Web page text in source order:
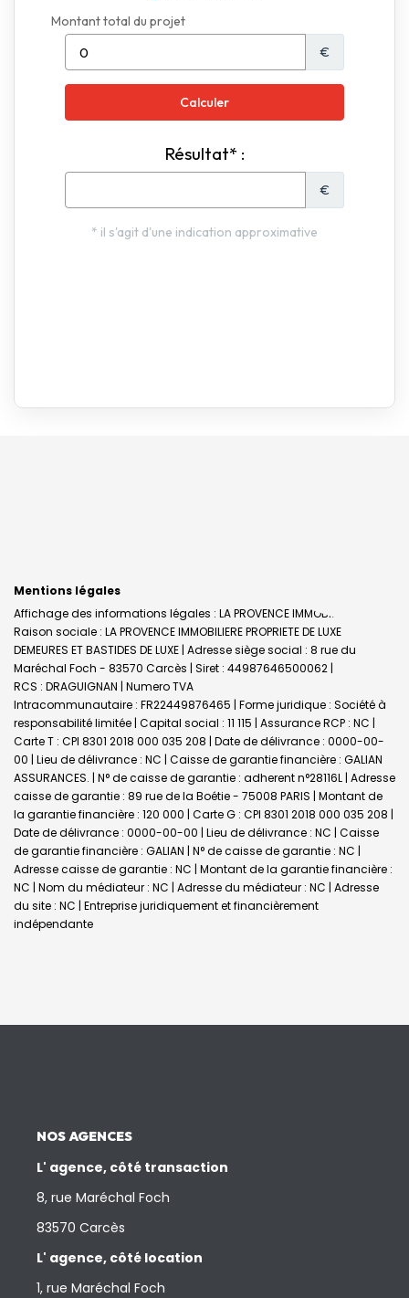
Mentions légales
Affichage des informations légales : LA PROVENCE IMMOBILIERE |
Raison sociale : LA PROVENCE IMMOBILIERE PROPRIETE DE LUXE
DEMEURES ET BASTIDES DE LUXE | Adresse siège social : 8 rue du
Maréchal Foch - 83570 Carcès | Siret : 44987646500062 |
RCS : DRAGUIGNAN | Numero TVA
Intracommunautaire : FR22449876465 | Forme juridique : Société à
responsabilité limitée | Capital social : 11 115 | Assurance RCP : NC |
Carte T : CPI 8301 2018 000 035 208 | Date de délivrance : 0000-00-
00 | Lieu de délivrance : NC | Caisse de garantie financière : GALIAN
ASSURANCES. | N° de caisse de garantie : adherent n°28116L | Adresse
caisse de garantie : 89 rue de la Boétie - 75008 PARIS | Montant de
la garantie financière : 120 000 | Carte G : CPI 8301 2018 000 035 208 |
Date de délivrance : 0000-00-00 | Lieu de délivrance : NC | Caisse
de garantie financière : GALIAN | N° de caisse de garantie : NC |
Adresse caisse de garantie : NC | Montant de la garantie financière :
NC | Nom du médiateur : NC | Adresse du médiateur : NC | Adresse
du site : NC | Entreprise juridiquement et financièrement
indépendante
NOS AGENCES
L' agence, côté transaction
8, rue Maréchal Foch
83570 Carcès
L' agence, côté location
1, rue Maréchal Foch